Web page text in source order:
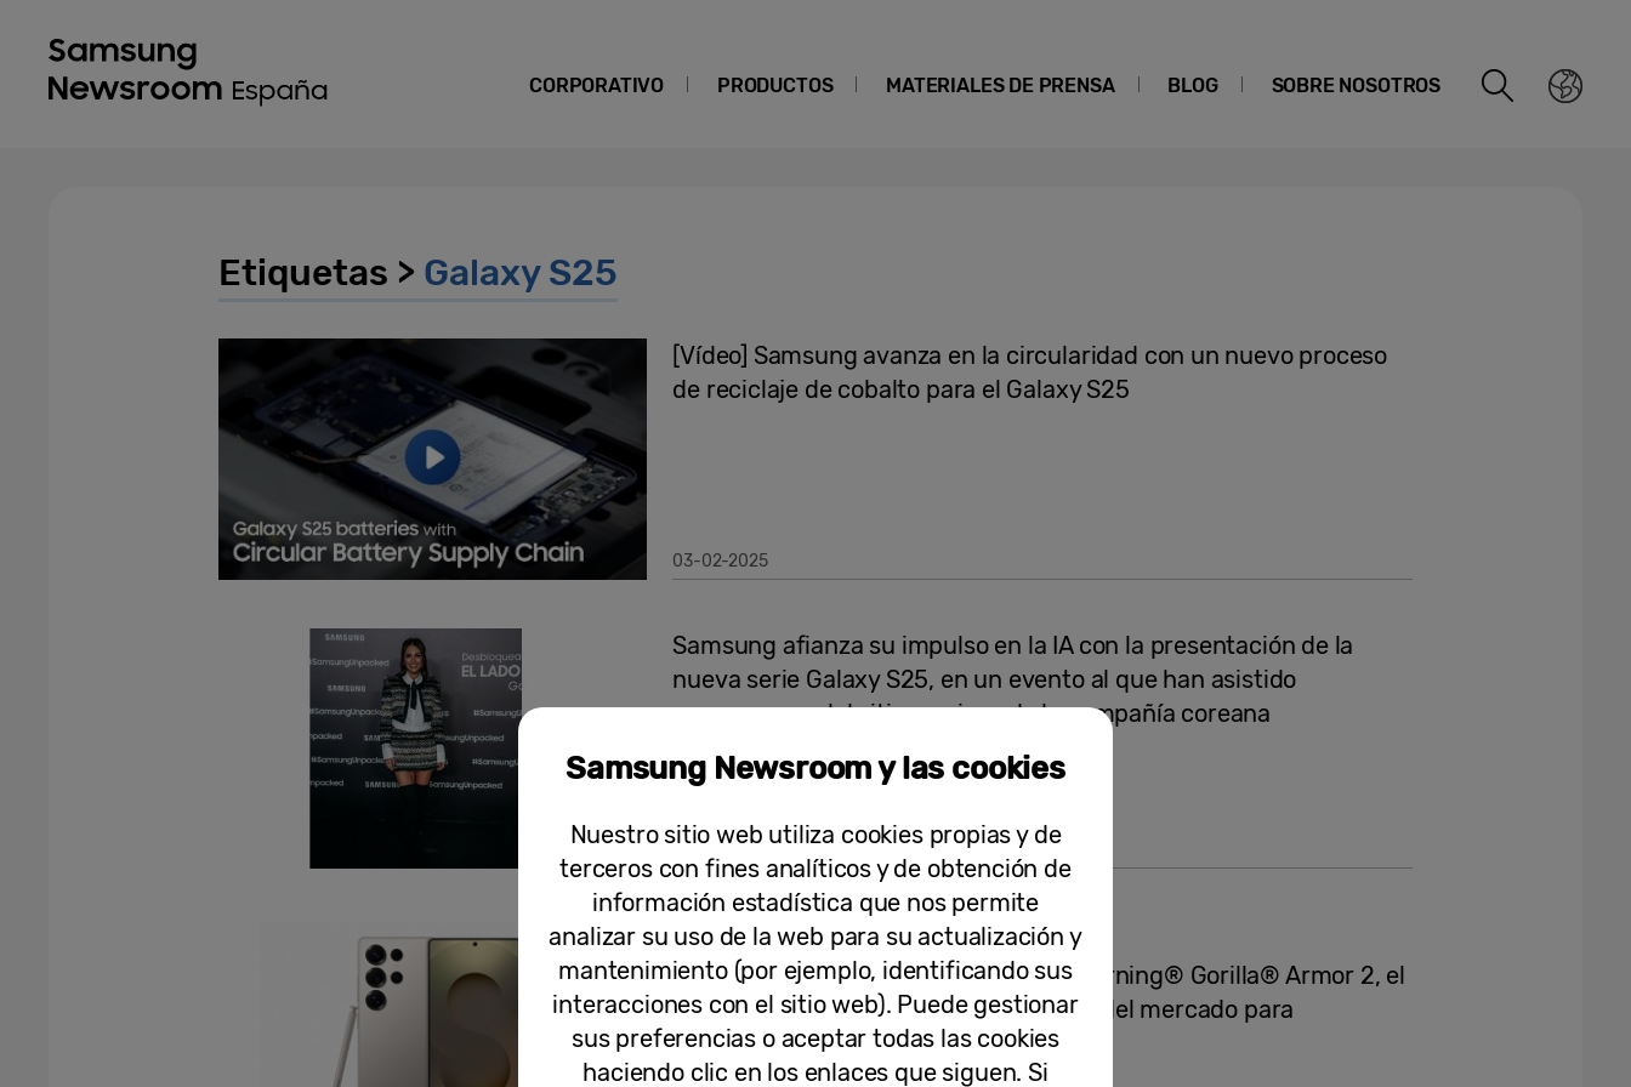
CORPORATIVO PRODUCTOS MATERIALES DE PRENSA BLOG SOBRE NOSOTROS
Etiquetas > Galaxy S25
[Vídeo] Samsung avanza en la circularidad con un nuevo proceso
de reciclaje de cobalto para el Galaxy S25
03-02-2025
Samsung afianza su impulso en la IA con la presentación de la
nueva serie Galaxy S25, en un evento al que han asistido
numerosos celebrities amigos de la compañía coreana
22-01-2025
Notas de Prensa
Samsung Galaxy S25 Ultra presenta Corning® Gorilla® Armor 2, el
primer cristal cerámico antirreflejante del mercado para
dispositivos móviles
Samsung Newsroom y las cookies
Nuestro sitio web utiliza cookies propias y de
terceros con fines analíticos y de obtención de
información estadística que nos permite
analizar su uso de la web para su actualización y
mantenimiento (por ejemplo, identificando sus
interacciones con el sitio web). Puede gestionar
sus preferencias o aceptar todas las cookies
haciendo clic en los enlaces que siguen. Si